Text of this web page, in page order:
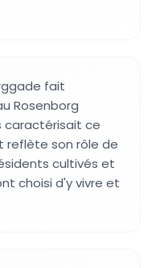
fait
Rosenborg
caractérisait ce
reflète son rôle de
cultivés et
choisi d'y vivre et